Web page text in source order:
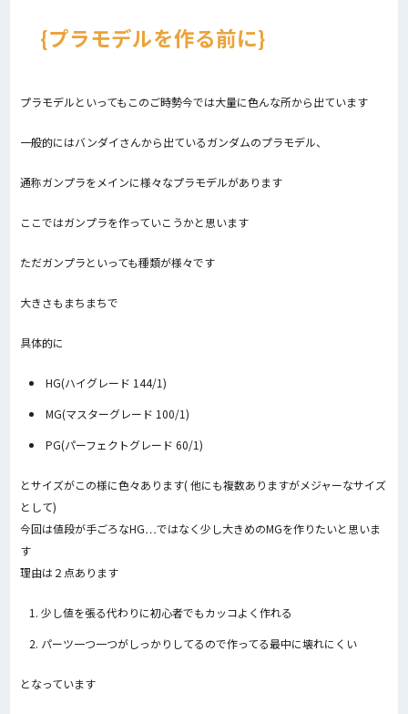
プラモデルを作る前に
プラモデルといってもこのご時勢今では大量に色んな所から出ています
一般的にはバンダイさんから出ているガンダムのプラモデル、
通称ガンプラをメインに様々なプラモデルがあります
ここではガンプラを作っていこうかと思います
ただガンプラといっても種類が様々です
大きさもまちまちで
具体的に
HG(ハイグレード 144/1)
MG(マスターグレード 100/1)
PG(パーフェクトグレード 60/1)
とサイズがこの様に色々あります( 他にも複数ありますがメジャーなサイズ
として)
今回は値段が手ごろなHG…ではなく少し大きめのMGを作りたいと思いま
す
理由は２点あります
少し値を張る代わりに初心者でもカッコよく作れる
パーツ一つ一つがしっかりしてるので作ってる最中に壊れにくい
となっています